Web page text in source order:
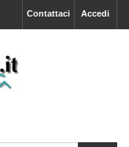
Accedi
Contattaci